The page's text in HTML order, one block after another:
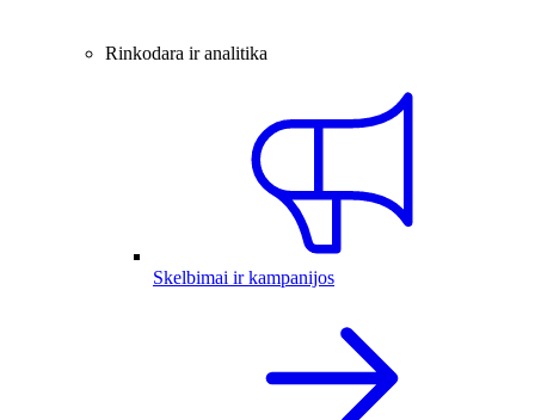
Rinkodara ir analitika
Skelbimai ir kampanijos